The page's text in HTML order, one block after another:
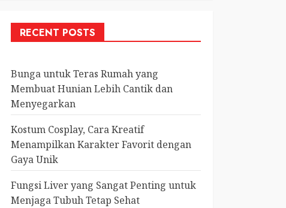
RECENT POSTS
Bunga untuk Teras Rumah yang
Membuat Hunian Lebih Cantik dan
Menyegarkan
Kostum Cosplay, Cara Kreatif
Menampilkan Karakter Favorit dengan
Gaya Unik
Fungsi Liver yang Sangat Penting untuk
Menjaga Tubuh Tetap Sehat